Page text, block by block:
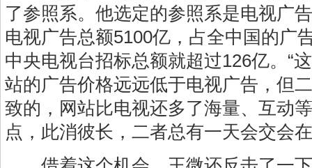
了参照系。他选定的参照系是电视广
电视广告总额5100亿，占全中国的广
中央电视台招标总额就超过126亿。“
站的广告价格远远低于电视广告，但
致的，网站比电视还多了海量、互动
点，此消彼长，二者总有一天会交会